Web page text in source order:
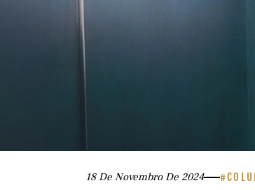
18 De Novembro De 2024